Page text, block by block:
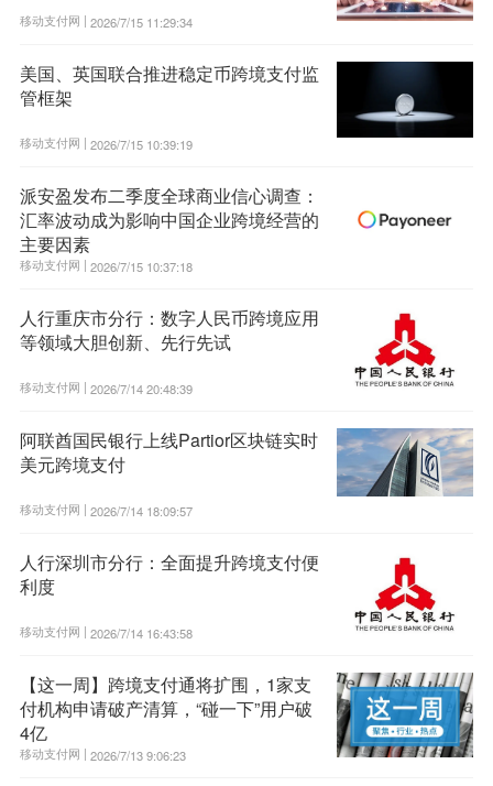
移动支付网 | 2026/7/15 11:29:34
美国、英国联合推进稳定币跨境支付监
管框架
移动支付网 | 2026/7/15 10:39:19
派安盈发布二季度全球商业信心调查：
汇率波动成为影响中国企业跨境经营的
主要因素
移动支付网 | 2026/7/15 10:37:18
人行重庆市分行：数字人民币跨境应用
等领域大胆创新、先行先试
移动支付网 | 2026/7/14 20:48:39
阿联酋国民银行上线Partior区块链实时
美元跨境支付
移动支付网 | 2026/7/14 18:09:57
人行深圳市分行：全面提升跨境支付便
利度
移动支付网 | 2026/7/14 16:43:58
【这一周】跨境支付通将扩围，1家支
付机构申请破产清算，“碰一下”用户破
4亿
移动支付网 | 2026/7/13 9:06:23